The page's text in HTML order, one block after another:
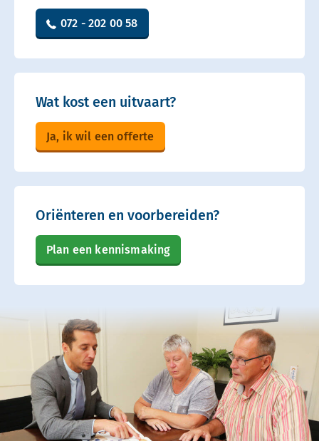
072 - 202 00 58
Wat kost een uitvaart?
Ja, ik wil een offerte
Oriënteren en voorbereiden?
Plan een kennismaking